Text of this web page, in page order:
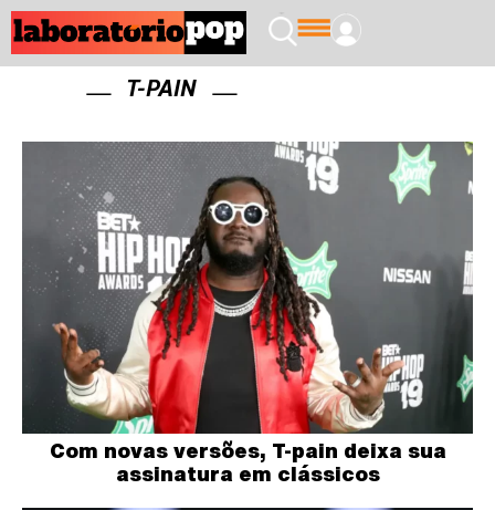
T-PAIN
Com novas versões, T-pain deixa sua
assinatura em clássicos